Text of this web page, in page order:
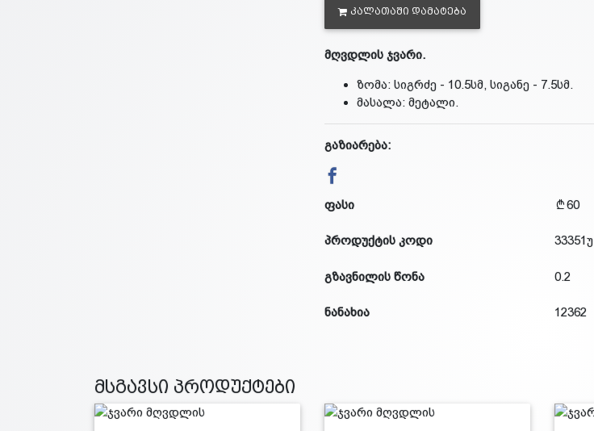
ᲙᲐᲚᲐᲗᲐᲨᲘ ᲓᲐᲛᲐᲢᲔᲑᲐ
მღვდლის ჯვარი.
ზომა: სიგრძე - 10.5სმ, სიგანე - 7.5სმ.
მასალა: მეტალი.
გაზიარება:
ფასი 60
პროდუქტის კოდი 33351უ
გზავნილის წონა 0.2
ნანახია 12362
მსგავსი პროდუქტები